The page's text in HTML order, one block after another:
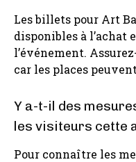
Les billets pour Art
disponibles à l’achat
l’événement.
car les places
Y a-t-il des
les visiteurs cette
Pour connaître les